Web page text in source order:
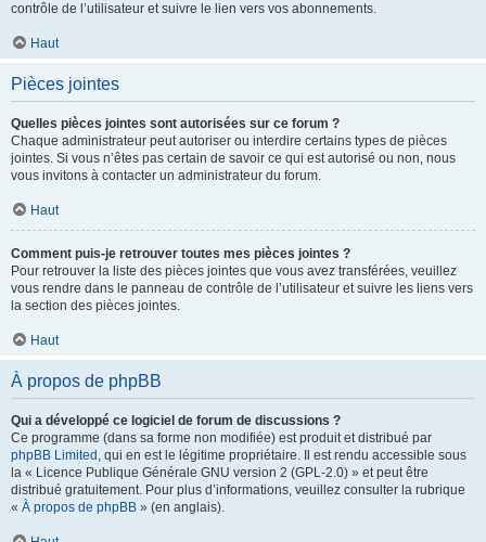
contrôle de l’utilisateur et suivre le lien vers vos abonnements.
Haut
Pièces jointes
Quelles pièces jointes sont autorisées sur ce forum ?
Chaque administrateur peut autoriser ou interdire certains types de pièces
jointes. Si vous n’êtes pas certain de savoir ce qui est autorisé ou non, nous
vous invitons à contacter un administrateur du forum.
Haut
Comment puis-je retrouver toutes mes pièces jointes ?
Pour retrouver la liste des pièces jointes que vous avez transférées, veuillez
vous rendre dans le panneau de contrôle de l’utilisateur et suivre les liens vers
la section des pièces jointes.
Haut
À propos de phpBB
Qui a développé ce logiciel de forum de discussions ?
Ce programme (dans sa forme non modifiée) est produit et distribué par
phpBB Limited , qui en est le légitime propriétaire. Il est rendu accessible sous
la « Licence Publique Générale GNU version 2 (GPL-2.0) » et peut être
distribué gratuitement. Pour plus d’informations, veuillez consulter la rubrique
« À propos de phpBB » (en anglais).